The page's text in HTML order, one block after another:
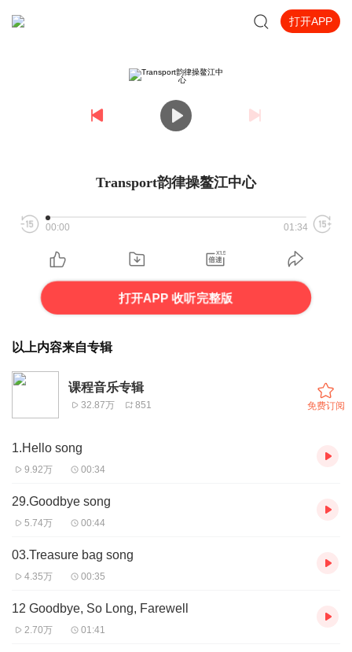
打开APP
Transport韵律操鳌江中心
00:00 01:34
打开APP 收听完整版
以上内容来自专辑
课程音乐专辑
32.87万 851 免费订阅
1.Hello song
9.92万 00:34
29.Goodbye song
5.74万 00:44
03.Treasure bag song
4.35万 00:35
12 Goodbye, So Long, Farewell
2.70万 01:41